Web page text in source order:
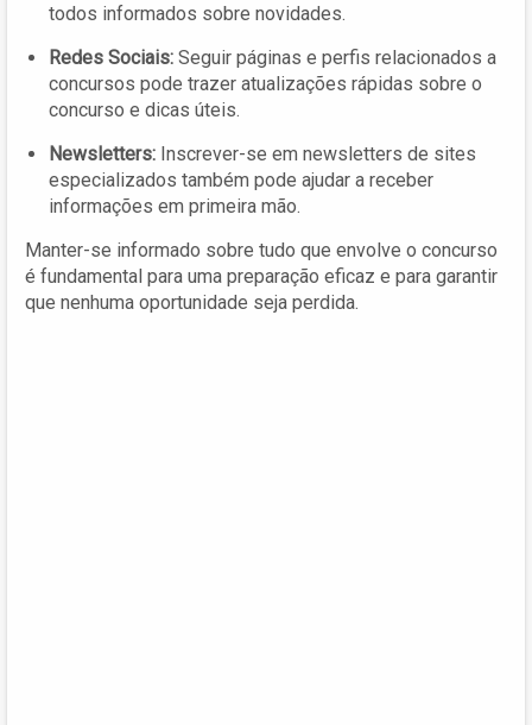
todos informados sobre novidades.
Redes Sociais: Seguir páginas e perfis relacionados a
concursos pode trazer atualizações rápidas sobre o
concurso e dicas úteis.
Newsletters: Inscrever-se em newsletters de sites
especializados também pode ajudar a receber
informações em primeira mão.
Manter-se informado sobre tudo que envolve o concurso
é fundamental para uma preparação eficaz e para garantir
que nenhuma oportunidade seja perdida.